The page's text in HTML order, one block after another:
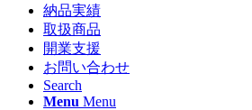
納品実績
取扱商品
開業支援
お問い合わせ
Search
Menu Menu